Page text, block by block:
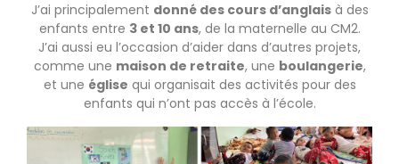
J’ai principalement donné des cours d’anglaisà des
enfants entre 3 et 10 ans, de la maternelle au CM2.
J’ai aussi eu l’occasion d’aider dans d’autres projets,
comme une maison de retraite, une boulangerie,
et une église qui organisait des activités pour des
enfants qui n’ont pas accès à l’école.